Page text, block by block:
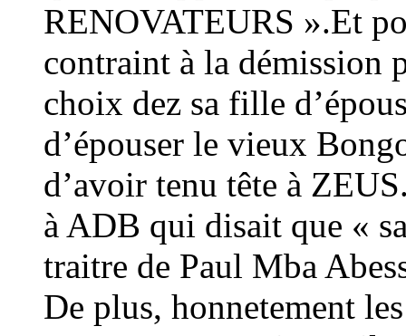
RENOVATEURS ».Et
contraint à la démission
choix dez sa fille
d’épouser le vieux
d’avoir tenu tête à
à ADB qui disait que «
traitre de Paul Mba
De plus, honnetement